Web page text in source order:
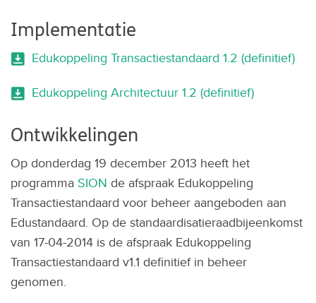
Implementatie
Edukoppeling Transactiestandaard 1.2 (definitief)
Edukoppeling Architectuur 1.2 (definitief)
Ontwikkelingen
Op donderdag 19 december 2013 heeft het
programma SION de afspraak Edukoppeling
Transactiestandaard voor beheer aangeboden aan
Edustandaard. Op de standaardisatieraadbijeenkomst
van 17-04-2014 is de afspraak Edukoppeling
Transactiestandaard v1.1 definitief in beheer
genomen.